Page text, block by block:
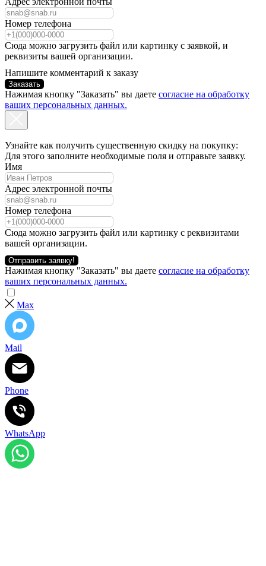
Номер телефона
Сюда можно загрузить файл или картинку с заявкой, и
реквизиты вашей организации.
Напишите комментарий к заказу
Заказать
Нажимая кнопку "Заказать" вы даете согласие на обработку
ваших персональных данных.
Узнайте как получить существенную скидку на покупку:
Для этого заполните необходимые поля и отправьте заявку.
Имя
Адрес электронной почты
Номер телефона
Сюда можно загрузить файл или картинку с реквизитами
вашей организации.
Отправить заявку!
Нажимая кнопку "Заказать" вы даете согласие на обработку
ваших персональных данных.
Max
Mail
Phone
WhatsApp